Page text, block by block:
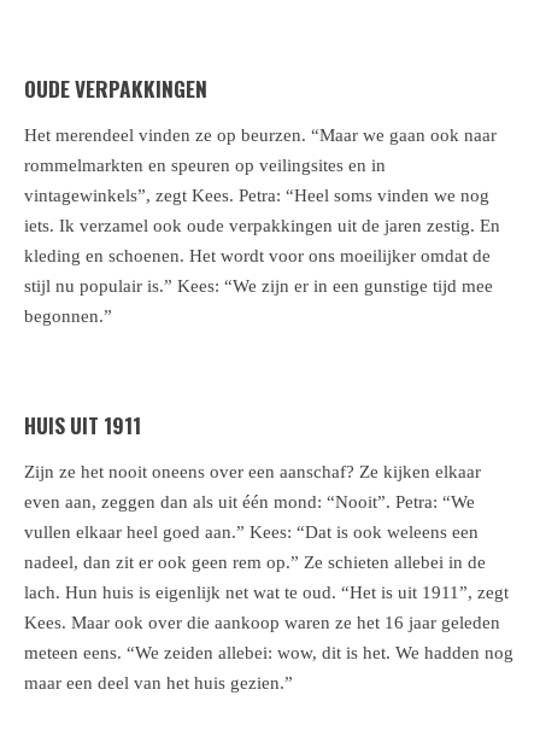
OUDE VERPAKKINGEN
Het merendeel vinden ze op beurzen. “Maar we gaan ook naar
rommelmarkten en speuren op veilingsites en in
vintagewinkels”, zegt Kees. Petra: “Heel soms vinden we nog
iets. Ik verzamel ook oude verpakkingen uit de jaren zestig. En
kleding en schoenen. Het wordt voor ons moeilijker omdat de
stijl nu populair is.” Kees: “We zijn er in een gunstige tijd mee
begonnen.”
HUIS UIT 1911
Zijn ze het nooit oneens over een aanschaf? Ze kijken elkaar
even aan, zeggen dan als uit één mond: “Nooit”. Petra: “We
vullen elkaar heel goed aan.” Kees: “Dat is ook weleens een
nadeel, dan zit er ook geen rem op.” Ze schieten allebei in de
lach. Hun huis is eigenlijk net wat te oud. “Het is uit 1911”, zegt
Kees. Maar ook over die aankoop waren ze het 16 jaar geleden
meteen eens. “We zeiden allebei: wow, dit is het. We hadden nog
maar een deel van het huis gezien.”